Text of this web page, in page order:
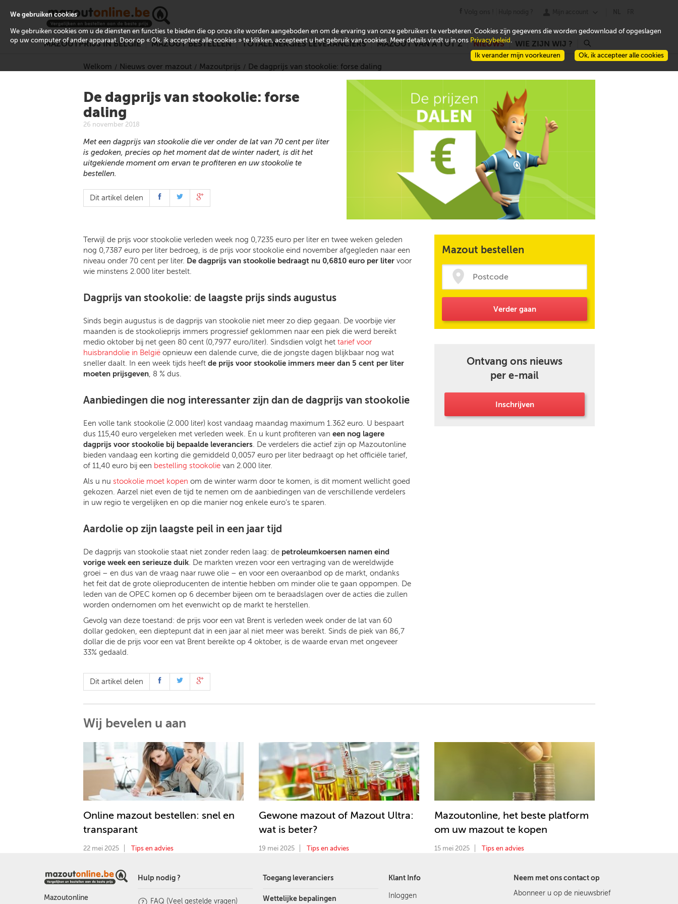
MAZOUTPRIJS IN BELGIË MAZOUT BESTELLEN TOTALENERGIES LEVERANCIERS MAZOUT VAN A TOT Z NIEUWS WIE ZIJN WIJ ? r
Welkom Nieuws over mazout Mazoutprijs De dagprijs van stookolie: forse daling
De dagprijs van stookolie: forse
daling
26 november 2018
Met een dagprijs van stookolie die ver onder de lat van 70 cent per liter
is gedoken, precies op het moment dat de winter nadert, is dit het
uitgekiende moment om ervan te profiteren en uw stookolie te
bestellen.
Dit artikel delen
Terwijl de prijs voor stookolie verleden week nog 0,7235 euro per liter en twee weken geleden
nog 0,7387 euro per liter bedroeg, is de prijs voor stookolie eind november afgegleden naar een
niveau onder 70 cent per liter. De dagprijs van stookolie bedraagt nu 0,6810 euro per litervoor
wie minstens 2.000 liter bestelt.
Dagprijs van stookolie: de laagste prijs sinds augustus
Sinds begin augustus is de dagprijs van stookolie niet meer zo diep gegaan. De voorbije vier
maanden is de stookolieprijs immers progressief geklommen naar een piek die werd bereikt
medio oktober bij net geen 80 cent (0,7977 euro/liter). Sindsdien volgt het tarief voor
huisbrandolie in Belgiëopnieuw een dalende curve, die de jongste dagen blijkbaar nog wat
sneller daalt. In een week tijds heeft de prijs voor stookolie immers meer dan 5 cent per liter
moeten prijsgeven, 8 % dus.
Aanbiedingen die nog interessanter zijn dan de dagprijs van stookolie
Een volle tank stookolie (2.000 liter) kost vandaag maandag maximum 1.362 euro. U bespaart
dus 115,40 euro vergeleken met verleden week. En u kunt profiteren van een nog lagere
dagprijs voor stookolie bij bepaalde leveranciers. De verdelers die actief zijn op Mazoutonline
bieden vandaag een korting die gemiddeld 0,0057 euro per liter bedraagt op het officiële tarief,
of 11,40 euro bij een bestelling stookolievan 2.000 liter.
Als u nu stookolie moet kopen om de winter warm door te komen, is dit moment wellicht goed
gekozen. Aarzel niet even de tijd te nemen om de aanbiedingen van de verschillende verdelers
in uw regio te vergelijken en op die manier nog enkele euro’s te sparen.
Aardolie op zijn laagste peil in een jaar tijd
De dagprijs van stookolie staat niet zonder reden laag: de petroleumkoersen namen eind
vorige week een serieuze duik. De markten vrezen voor een vertraging van de wereldwijde
groei – en dus van de vraag naar ruwe olie – en voor een overaanbod op de markt, ondanks
het feit dat de grote olieproducenten de intentie hebben om minder olie te gaan oppompen. De
leden van de OPEC komen op 6 december bijeen om te beraadslagen over de acties die zullen
worden ondernomen om het evenwicht op de markt te herstellen.
Gevolg van deze toestand: de prijs voor een vat Brent is verleden week onder de lat van 60
dollar gedoken, een dieptepunt dat in een jaar al niet meer was bereikt. Sinds de piek van 86,7
dollar die de prijs voor een vat Brent bereikte op 4 oktober, is de waarde ervan met ongeveer
33% gedaald.
Dit artikel delen
Mazout bestellen
Verder gaan
Ontvang ons nieuws
per e-mail
Inschrijven
Wij bevelen u aan
Online mazout bestellen: snel en
transparant
22 mei 2025 Tips en advies
Gewone mazout of Mazout Ultra:
wat is beter?
19 mei 2025 Tips en advies
Mazoutonline, het beste platform
om uw mazout te kopen
15 mei 2025 Tips en advies
Mazoutonline
Hulp nodig ?
FAQ (Veel gestelde vragen)
Toegang leveranciers
Wettelijke bepalingen
Klant Info
Inloggen
Neem met ons contact op
Abonneer u op de nieuwsbrief
We gebruiken cookies
We gebruiken cookies om u de diensten en functies te bieden die op onze site worden aangeboden en om de ervaring van onze gebruikers te verbeteren. Cookies zijn gegevens die worden gedownload of opgeslagen
op uw computer of ander apparaat. Door op « Ok, ik accepteer alle cookies » te klikken, accepteert u het gebruik van cookies. Meer details vindt u in ons Privacybeleid .
Ok, ik accepteer alle cookies
Ik verander mijn voorkeuren